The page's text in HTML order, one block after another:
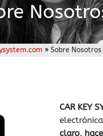
» Sobre Nosotros
CAR KEY
claro,